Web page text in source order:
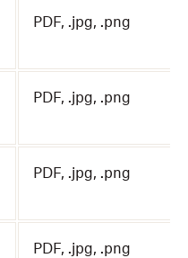
PDF, .jpg, .png
PDF, .jpg, .png
PDF, .jpg, .png
PDF, .jpg, .png